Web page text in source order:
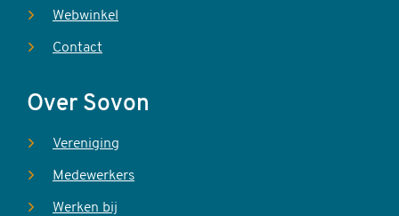
Webwinkel
Contact
Over Sovon
Vereniging
Medewerkers
Werken bij